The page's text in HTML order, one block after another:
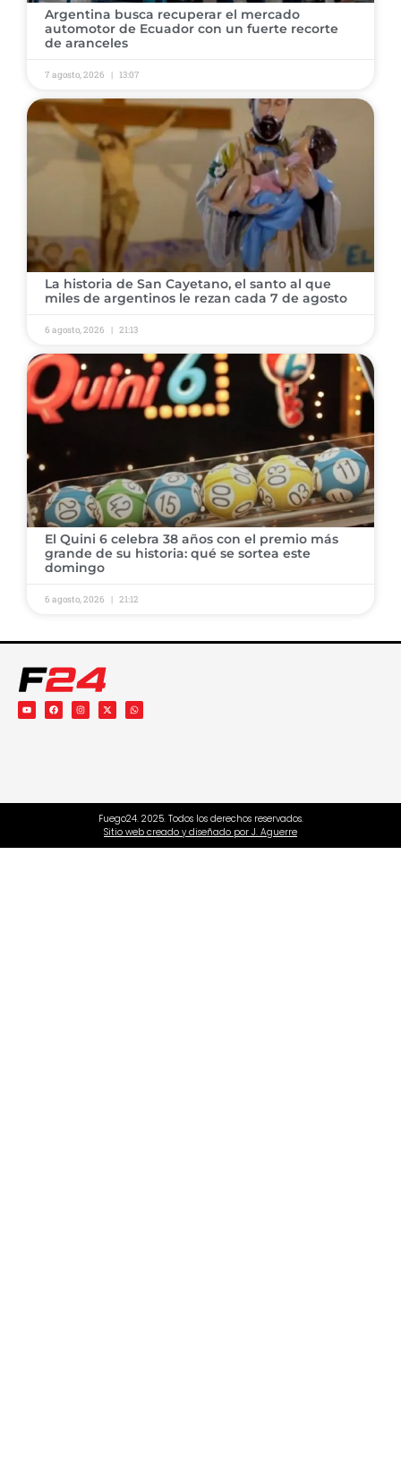
Argentina busca recuperar el mercado
automotor de Ecuador con un fuerte recorte
de aranceles
7 agosto, 2026 13:07
La historia de San Cayetano, el santo al que
miles de argentinos le rezan cada 7 de agosto
6 agosto, 2026 21:13
El Quini 6 celebra 38 años con el premio más
grande de su historia: qué se sortea este
domingo
6 agosto, 2026 21:12
Fuego24. 2025. Todos los derechos reservados.
Sitio web creado y diseñado por J. Aguerre